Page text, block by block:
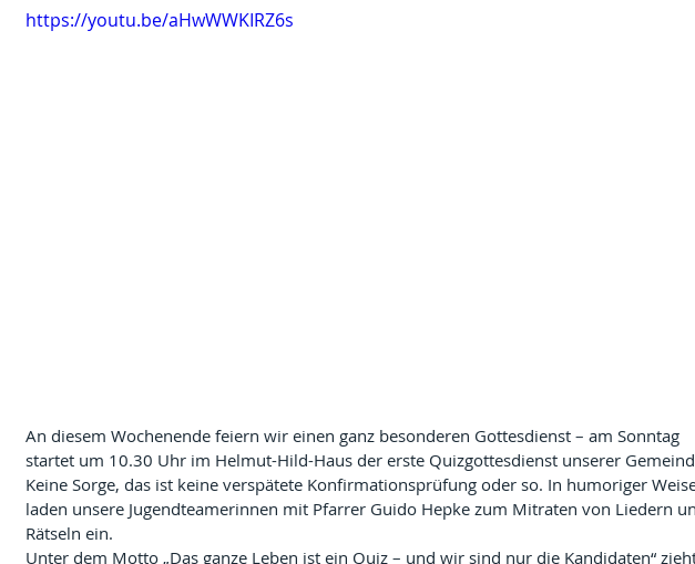
https://youtu.be/aHwWWKIRZ6s
An diesem Wochenende feiern wir einen ganz besonderen Gottesdienst – am Sonntag
startet um 10.30 Uhr im Helmut-Hild-Haus der erste Quizgottesdienst unserer
Keine Sorge, das ist keine verspätete Konfirmationsprüfung oder so. In humoriger
laden unsere Jugendteamerinnen mit Pfarrer Guido Hepke zum Mitraten von Liedern
Rätseln ein.
Unter dem Motto „Das ganze Leben ist ein Quiz – und wir sind nur die Kandidaten“